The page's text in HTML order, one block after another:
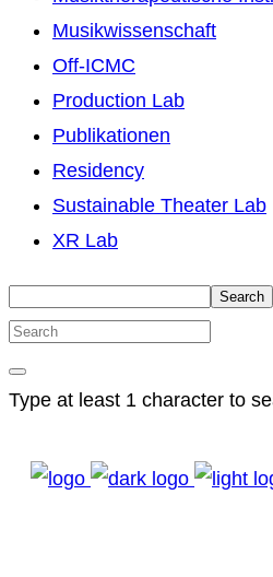
Musikwissenschaft
Off-ICMC
Production Lab
Publikationen
Residency
Sustainable Theater Lab
XR Lab
Search
Type at least 1 character to